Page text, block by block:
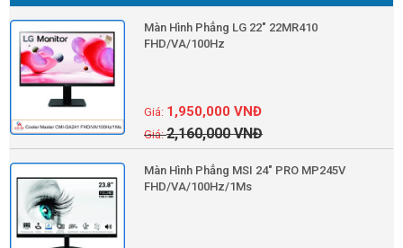
Màn Hình Phẳng LG 22" 22MR410
FHD/VA/100Hz
2,160,000VNĐ
1,950,000VNĐ
Màn Hình Phẳng MSI 24" PRO MP245V
FHD/VA/100Hz/1Ms